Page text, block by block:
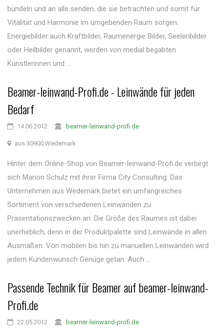
bündeln und an alle senden, die sie betrachten und somit für
Vitalität und Harmonie im umgebenden Raum sorgen.
Energiebilder auch Kraftbilder, Raumenergie Bilder, Seelenbilder
oder Heilbilder genannt, werden von medial begabten
Künstlerinnen und ...
Beamer-leinwand-Profi.de - Leinwände für jeden
Bedarf
14.06.2012 beamer-leinwand-profi.de
aus 30900 Wedemark
Hinter dem Online-Shop von Beamer-leinwand-Profi.de verbirgt
sich Marion Schulz mit ihrer Firma City Consulting. Das
Unternehmen aus Wedemark bietet ein umfangreiches
Sortiment von verschiedenen Leinwänden zu
Präsentationszwecken an. Die Größe des Raumes ist dabei
unerheblich, denn in der Produktpalette sind Leinwände in allen
Ausmaßen. Von mobilen bis hin zu manuellen Leinwänden wird
jedem Kundenwunsch Genüge getan. Auch ...
Passende Technik für Beamer auf beamer-leinwand-
Profi.de
22.05.2012 beamer-leinwand-profi.de